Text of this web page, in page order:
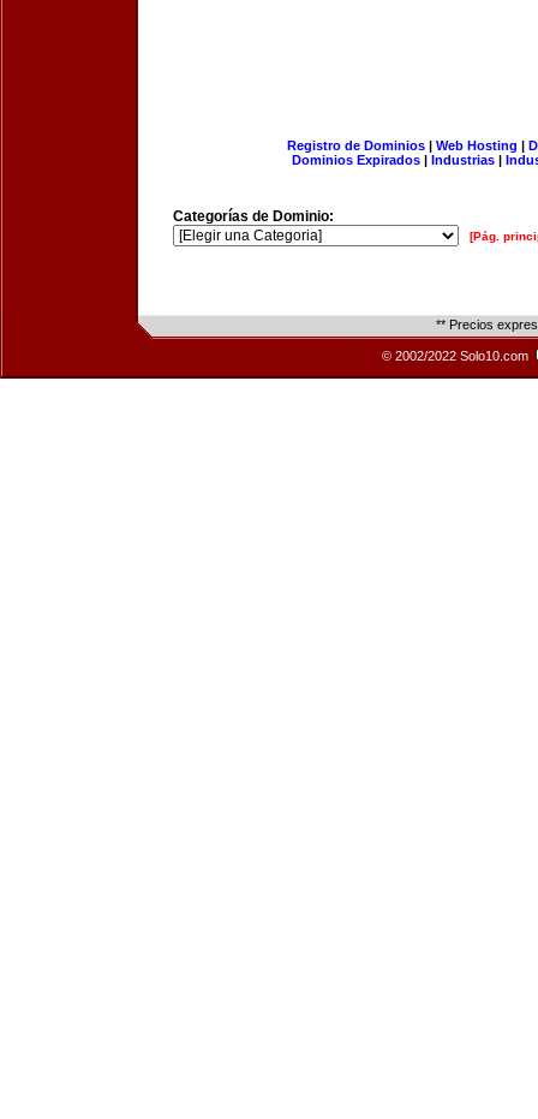
Registro de Dominios| Web Hosting |
Dominios Expirados | Industrias |
Categorías de Dominio:
[Pág.
** Precios
© 2002/2022 Solo10.com